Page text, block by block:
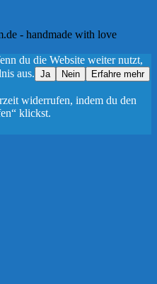
- handmade with love
du die Website weiter nutzt,
aus. Ja Nein Erfahre mehr
widerrufen, indem du den
klickst.